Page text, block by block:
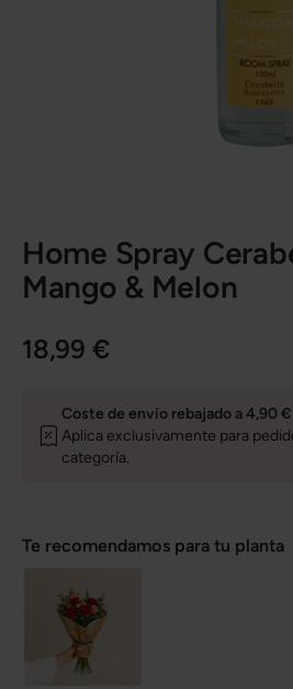
Home Spray
Mango & Melon
18,99 €
Coste de envío rebajado a 4,90
Aplica exclusivamente para
categoría.
Te recomendamos para tu planta